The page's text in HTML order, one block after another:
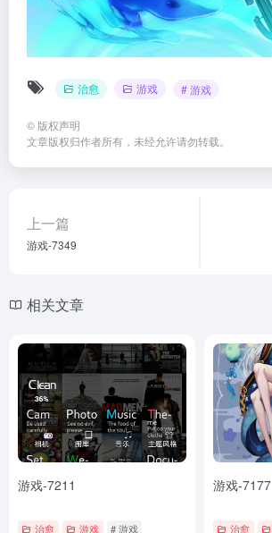
治愈 游戏 # 游戏
© 版权声明
文章版权归作者所有，未经允许请勿转载。
上一篇
游戏-7349
相关文章
游戏-7211
治愈 游戏 # 游戏
游戏-7177
治愈